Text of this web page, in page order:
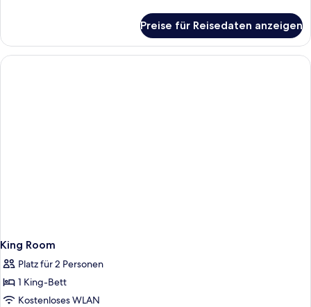
SUITE-
MARINA
VIEW-
KING
BED-
1
Preise für Reisedaten anzeigen
King Room
Platz für 2 Personen
1 King-Bett
Kostenloses WLAN